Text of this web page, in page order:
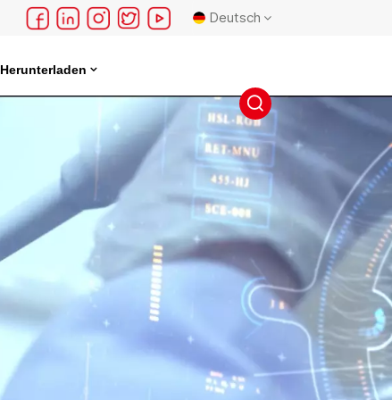
Deutsch
English
français
русский
español
português
日本語
Herunterladen